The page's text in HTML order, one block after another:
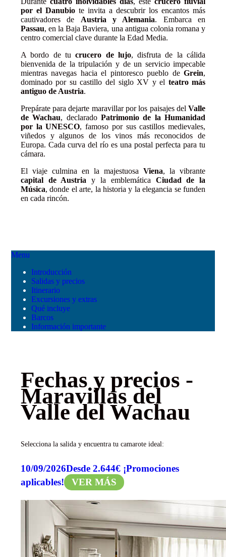
por el Danubiote invita a descubrir los encantos más
cautivadores de Austria y Alemania. Embarca en
Passau, en la Baja Baviera, una antigua colonia romana y
centro comercial clave durante la Edad Media.
A bordo de tucrucero de lujo, disfruta de la cálida
bienvenida de la tripulación y de un servicio impecable
mientras navegas hacia el pintoresco pueblo deGrein,
dominado por su castillo del siglo XV y el teatro más
antiguo de Austria.
Prepárate para dejarte maravillar por los paisajes delValle
de Wachau, declaradoPatrimonio de la Humanidad
por la UNESCO, famoso por sus castillos medievales,
viñedos y algunos de los vinos más reconocidos de
Europa. Cada curva del río es una postal perfecta para tu
cámara.
El viaje culmina en la majestuosaViena, la vibrante
capital de Austria y la emblemática Ciudad de la
Música, donde el arte, la historia y la elegancia se funden
en cada rincón.
Menu
Introducción
Salidas y precios
Itinerario
Excursiones y extras
Qué incluye
Barcos
Información importante
Fechas y precios -
Maravillas del
Valle del Wachau
Selecciona la salida y encuentra tu camarote ideal:
10/09/2026Desde 2.644€ ¡Promociones
aplicables!
VER MÁS